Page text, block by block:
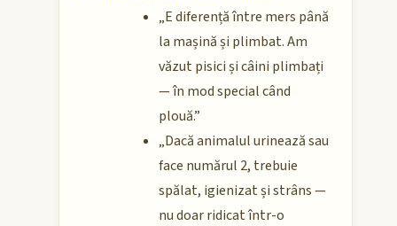
„E diferență între mers până
la mașină și plimbat. Am
văzut pisici și câini plimbați
— în mod special când
plouă.”
„Dacă animalul urinează sau
face numărul 2, trebuie
spălat, igienizat și strâns —
nu doar ridicat într-o